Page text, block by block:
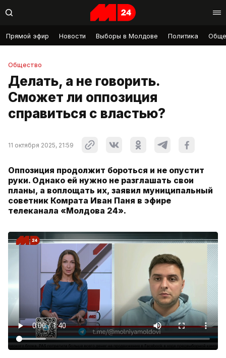
Прямой эфир Новости Выборы в Молдове Политика
Общество
Делать, а не говорить.
Сможет ли оппозиция
справиться с властью?
11 октября 2025, 21:59
Оппозиция продолжит бороться и не опустит
руки. Однако ей нужно не разглашать свои
планы, а воплощать их, заявил муниципальный
советник Комрата Иван Паня в эфире
телеканала «Молдова 24».